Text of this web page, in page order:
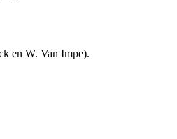
en W. Van Impe).